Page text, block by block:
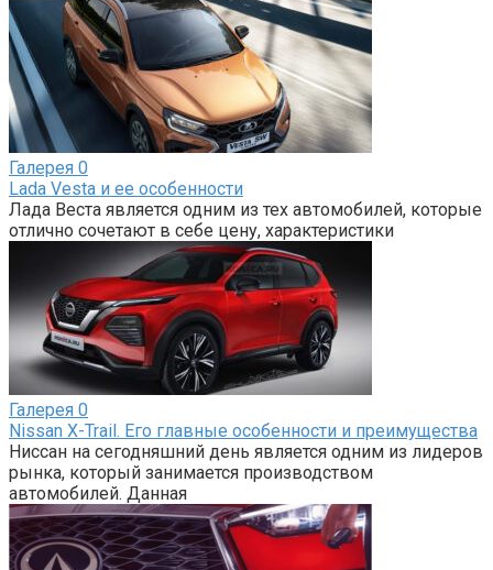
Галерея 0
Lada Vesta и ее особенности
Лада Веста является одним из тех автомобилей, которые
отлично сочетают в себе цену, характеристики
Галерея 0
Nissan X-Trail. Его главные особенности и преимущества
Ниссан на сегодняшний день является одним из лидеров
рынка, который занимается производством
автомобилей. Данная